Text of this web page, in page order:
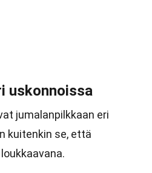
uskonnoissa
jumalanpilkkaan eri
kuitenkin se, että